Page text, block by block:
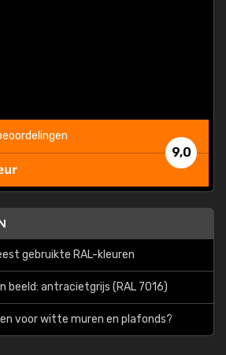
9,0
gebruikte RAL-kleuren
beeld: antracietgrijs (RAL 7016)
voor witte muren en plafonds?